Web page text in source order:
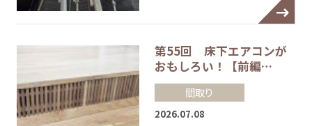
第55回 床下エアコンが
おもしろい！【前編…
間取り
2026.07.08